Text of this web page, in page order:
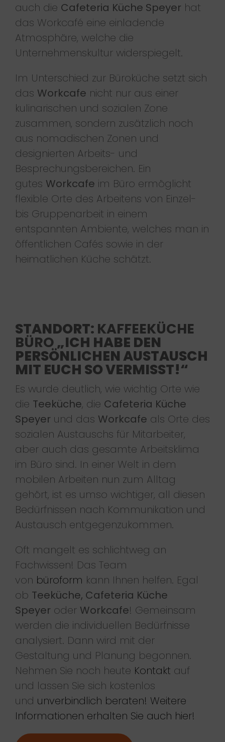
auch die Cafeteria Küche Speyer hat
das Workcafé eine einladende
Atmosphäre, welche die
Unternehmenskultur widerspiegelt.
Im Unterschied zur Büroküche setzt sich
das Workcafe nicht nur aus einer
kulinarischen und sozialen Zone
zusammen, sondern zusätzlich noch
aus nomadischen Zonen und
designierten Arbeits- und
Besprechungsbereichen. Ein
gutes Workcafe im Büro ermöglicht
flexible Orte des Arbeitens von Einzel-
bis Gruppenarbeit in einem
entspannten Ambiente, welches man in
öffentlichen Cafés sowie in der
heimatlichen Küche schätzt.
STANDORT: KAFFEEKÜCHE
BÜRO„ICH HABE DEN
PERSÖNLICHEN AUSTAUSCH
MIT EUCH SO VERMISST!“
Es wurde deutlich, wie wichtig Orte wie
die Teeküche, die Cafeteria Küche
Speyer und das Workcafe als Orte des
sozialen Austauschs für Mitarbeiter,
aber auch das gesamte Arbeitsklima
im Büro sind. In einer Welt in dem
mobilen Arbeiten nun zum Alltag
gehört, ist es umso wichtiger, all diesen
Bedürfnissen nach Kommunikation und
Austausch entgegenzukommen.
Oft mangelt es schlichtweg an
Fachwissen! Das Team
von büroform kann Ihnen helfen. Egal
ob Teeküche, Cafeteria Küche
Speyer oder Workcafe! Gemeinsam
werden die individuellen Bedürfnisse
analysiert. Dann wird mit der
Gestaltung und Planung begonnen.
Nehmen Sie noch heute Kontakt auf
und lassen Sie sich kostenlos
und unverbindlich beraten! Weitere
Informationen erhalten Sie auch hier!